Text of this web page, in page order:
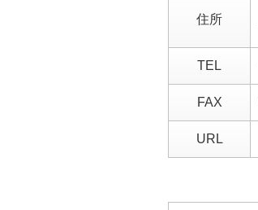
住所
TEL
FAX
URL